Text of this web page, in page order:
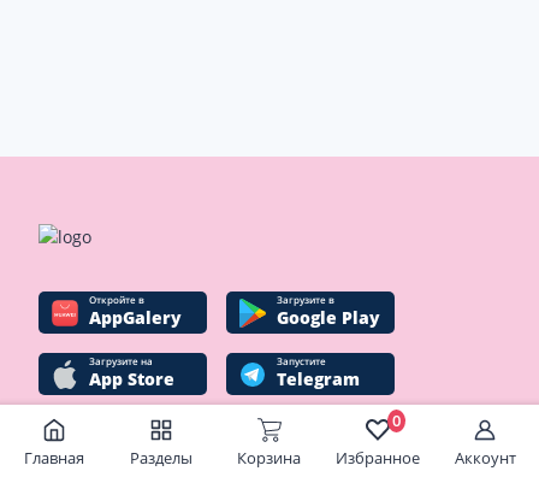
Главная Разделы Корзина Избранное
0
Аккоунт
Oткройте в
AppGalery
Загрузите в
Google Play
Загрузите на
App Store
Запустите
Telegram
Социальные сети